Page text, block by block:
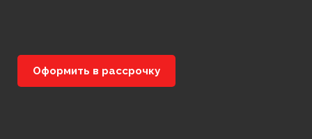
Оформить в рассрочку